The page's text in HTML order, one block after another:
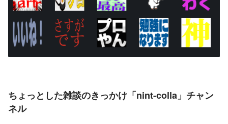
ちょっとした雑談のきっかけ「nint-colla」チャン
ネル